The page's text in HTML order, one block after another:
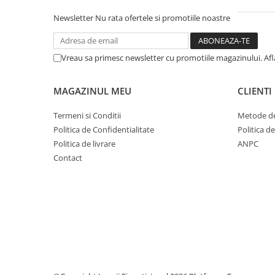
Caiete mecanice
Clipboard-uri
Dosare Carton
Dosare Plastic
Penare cu doua compartimente
Penare cu trei compartimente
Penare cu un compartiment
Newsletter Nu rata ofertele si promotiile noastre
Vreau sa primesc newsletter cu promotiile magazinului.
MAGAZINUL MEU
Termeni si Conditii
Politica de Confidentialitate
Politica de livrare
Contact
CLIENTI
Metode
Politica
ANPC